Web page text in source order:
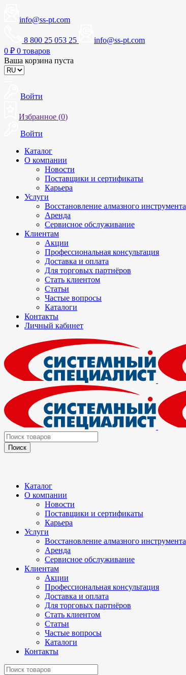
info@ss-pt.com
8 800 25 053 25
info@ss-pt.com
0 ₽ 0 товаров
Ваша корзина пуста
Войти
Избранное (0)
Войти
Каталог
О компании
Новости
Поставщики и сертификаты
Карьера
Услуги
Восстановление алмазного инструмента
Аренда
Сервисное обслуживание
Клиентам
Акции
Профессиональная консультация
Доставка и оплата
Для торговых партнёров
Стать клиентом
Статьи
Частые вопросы
Каталоги
Контакты
Личный кабинет
Каталог
О компании
Новости
Поставщики и сертификаты
Карьера
Услуги
Восстановление алмазного инструмента
Аренда
Сервисное обслуживание
Клиентам
Акции
Профессиональная консультация
Доставка и оплата
Для торговых партнёров
Стать клиентом
Статьи
Частые вопросы
Каталоги
Контакты